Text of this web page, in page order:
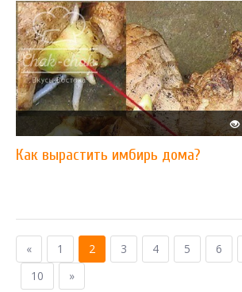
Как вырастить имбирь дома?
« 1 2 3 4 5 6
10
»